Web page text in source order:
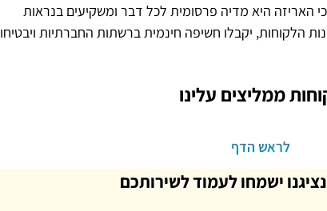
האריזה היא מדיה פרסומית לכל דבר ומשקיעים בנראות
הלקוחות, יקבלו חשיפה חינמית ברשתות החברתיות ויבטיחו
ממליצים עלינו
לראש הדף
ישמחו לעמוד לשירותכם